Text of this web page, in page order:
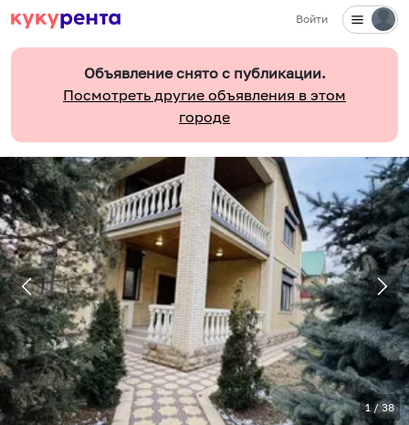
Войти
Объявление снято с публикации.
Посмотреть другие объявления в этом
городе
1/ 38